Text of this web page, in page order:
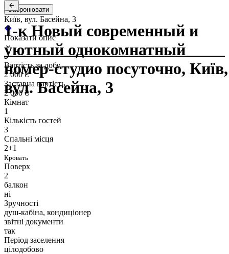
1-к Новый современный и
уютный однокомнатный
номер-студио посуточно, Київ,
вул. Басейна, 3
Забронювати
Київ, вул. Басейна, 3
Показати опис
Вартість за добу
2 000 ₴
Заставна вартість
2 000 ₴
Кімнат
1
Кількість гостей
3
Спальні місця
2+1
Кровать
Поверх
2
балкон
ні
Зручності
душ-кабіна, кондиціонер
звітні документи
так
Період заселення
цілодобово